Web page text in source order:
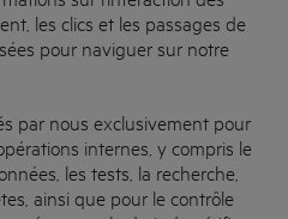
les clics et les passages de
pour naviguer sur notre
par nous exclusivement pour
internes, y compris le
les tests, la recherche,
ainsi que pour le contrôle